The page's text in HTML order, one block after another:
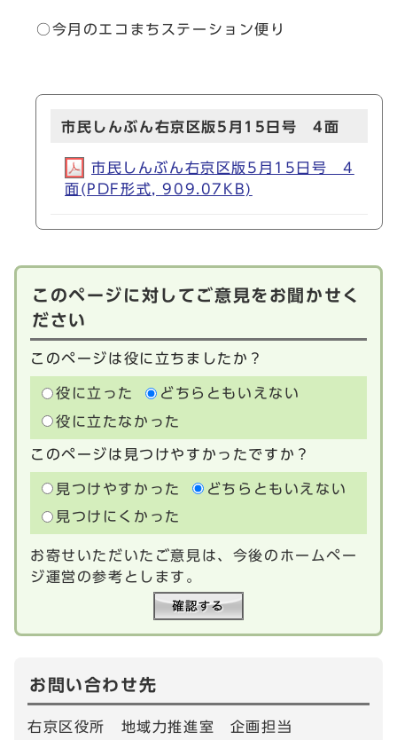
○今月のエコまちステーション便り
市民しんぶん右京区版5月15日号 4面
市民しんぶん右京区版5月15日号 4
面(PDF形式, 909.07KB)
このページに対してご意見をお聞かせく
ださい
このページは役に立ちましたか？
役に立った
どちらともいえない
役に立たなかった
このページは見つけやすかったですか？
見つけやすかった
どちらともいえない
見つけにくかった
お寄せいただいたご意見は、今後のホームペー
ジ運営の参考とします。
お問い合わせ先
右京区役所 地域力推進室 企画担当